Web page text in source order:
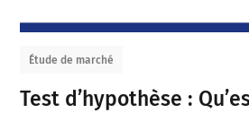
Étude de marché
Test d’hypothèse :